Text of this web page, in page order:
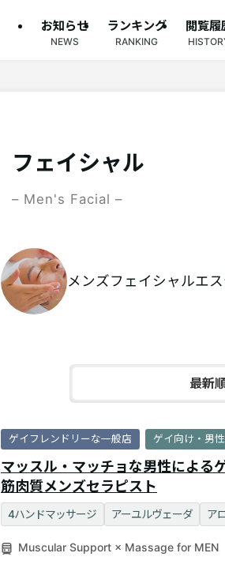
お知らせ
NEWS
ランキング
RANKING
閲覧履
フェイシャル
– Men's Facial –
メンズフェイシャルエ
最新
ゲイフレンドリーな一般店 ゲイ向け・男
マッスル・マッチョな男性による
筋肉質メンズセラピスト
4ハンドマッサージ アーユルヴェーダ ア
Muscular Support × Massage for MEN